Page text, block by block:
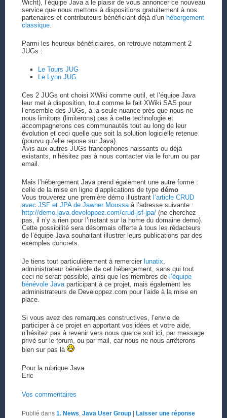
Wicht), l’équipe Java a le plaisir de vous annoncer ce nouveau
service que nous mettons à dispositions gratuitement à nos
partenaires et contributeurs bénéficiant déjà d’un hébergement
classique.
Parmi les heureux bénéficiaires, on retrouve notamment 2
JUGs :
Le Tours JUG
Le Lyon JUG
Ces 2 JUGs ont choisi XWiki comme outil, et l’équipe Java
leur met à disposition, tout comme le fait XWiki SAS pour
l’ensemble des JUGs, à la seule nuance près que nous ne
nous limitons (limiterons) pas à cette technologie et
accompagnerons ces communautés tout au long de leur
évolution et ceci quelle que soit la solution logicielle retenue
(pourvu qu’elle repose sur Java).
Avis aux autres JUGs francophones naissants ou déjà
existants, n’hésitez pas à nous contacter via le forum ou par
email.
Mais l’hébergement Java prend également une autre forme :
celle de la mise en ligne d’applications de type démo
Vous trouverez une première démo illustrant l’article CRUD
avec JSF et JPA de Jawher Moussaà l’adresse suivante :
http://demo.java.developpez.com/crud-jsf-jpa/(ne cherchez
pas, il n’y a rien pour l’instant sur la home du domaine demo).
Cette possibilité sera désormais offerte à tous les rédacteurs
de l’équipe Java souhaitant illustrer leurs publications par des
exemples concrets.
Je tiens tout particulièrement à remercier lunatix,
administrateur bénévole de cet hébergement, sans qui tout
ceci ne serait possible, ainsi que les membres de l’équipe
bénévole Javaparticipant à ce projet, mais également les
administrateurs de Developpez.com pour l’aide à la mise en
place.
Si vous avez des remarques constructives, l’envie de
participer à ce projet en apportant vos idées et votre aide,
n’hésitez pas à revenir vers nous que ce soit ici, par message
privé sur le forum, ou par mail, car nous ne nous arrêterons
bien sur pas là
Pour la rubrique Java
Eric
Vos commentaires
Publié dans 1. News Java User Group | Laisser une réponse